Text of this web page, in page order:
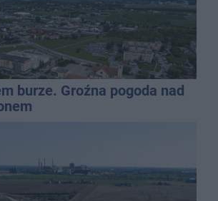
burze. Groźna pogoda nad